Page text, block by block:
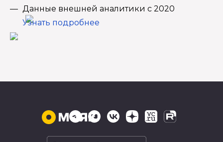
Данные внешней аналитики с 2020
Узнать подробнее